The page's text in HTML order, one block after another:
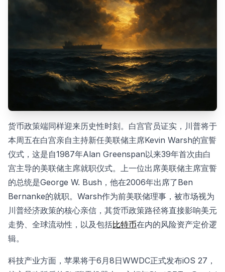
货币政策端同样迎来历史性时刻。白宫官员证实，川普将于
本周五在白宫亲自主持新任美联储主席Kevin Warsh的宣誓
仪式，这是自1987年Alan Greenspan以来39年首次由白
宫主导的美联储主席就职仪式。上一位出席美联储主席宣誓
的总统是George W. Bush，他在2006年出席了Ben
Bernanke的就职。Warsh作为前美联储理事，被市场视为
川普经济政策的核心亲信，其货币政策路径将直接影响美元
走势、全球流动性，以及包括比特币在内的风险资产定价逻
辑。
科技产业方面，苹果将于6月8日WWDC正式发布iOS 27，